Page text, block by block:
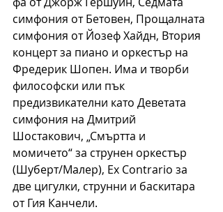
симфония от Бетовен, Прощалната
симфония от Йозеф Хайдн, Втория
концерт за пиано и оркестър на
Фредерик Шопен. Има и творби
философски или пък
предизвикателни като Деветата
симфония на Дмитрий
Шостакович, „Смъртта и
момичето“ за струнен оркестър
(Шуберт/Малер), Еx Contrario за
две цигулки, струнни и баскитара
от Гия Канчели.